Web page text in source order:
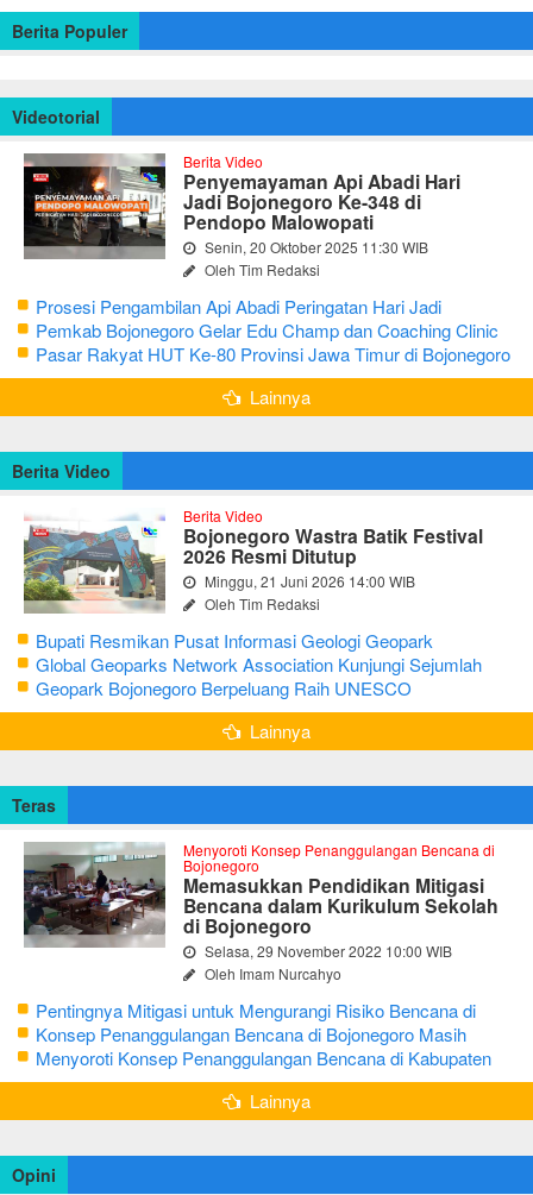
Berita Populer
Videotorial
Berita Video
Penyemayaman Api Abadi Hari
Jadi Bojonegoro Ke-348 di
Pendopo Malowopati
Senin, 20 Oktober 2025 11:30 WIB
Oleh Tim Redaksi
Prosesi Pengambilan Api Abadi Peringatan Hari Jadi
Bojonegoro Ke-348
Pemkab Bojonegoro Gelar Edu Champ dan Coaching Clinic
Seni Reog dan Jaranan
Pasar Rakyat HUT Ke-80 Provinsi Jawa Timur di Bojonegoro
Lainnya
Berita Video
Berita Video
Bojonegoro Wastra Batik Festival
2026 Resmi Ditutup
Minggu, 21 Juni 2026 14:00 WIB
Oleh Tim Redaksi
Bupati Resmikan Pusat Informasi Geologi Geopark
Bojonegoro
Global Geoparks Network Association Kunjungi Sejumlah
Geosite di Bojonegoro
Geopark Bojonegoro Berpeluang Raih UNESCO
Global Geopark
Lainnya
Teras
Menyoroti Konsep Penanggulangan Bencana di
Bojonegoro
Memasukkan Pendidikan Mitigasi
Bencana dalam Kurikulum Sekolah
di Bojonegoro
Selasa, 29 November 2022 10:00 WIB
Oleh Imam Nurcahyo
Pentingnya Mitigasi untuk Mengurangi Risiko Bencana di
Bojonegoro
Konsep Penanggulangan Bencana di Bojonegoro Masih
Mengutamakan Tanggap Darurat
Menyoroti Konsep Penanggulangan Bencana di Kabupaten
Bojonegoro
Lainnya
Opini